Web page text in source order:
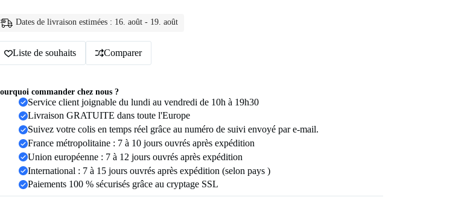
Dates de livraison estimées : 16. août - 19. août
Liste de souhaits Comparer
commander chez nous ?
Service client joignable du lundi au vendredi de 10h à 19h30
Livraison GRATUITE dans toute l'Europe
Suivez votre colis en temps réel grâce au numéro de suivi envoyé par e-mail.
France métropolitaine : 7 à 10 jours ouvrés après expédition
Union européenne : 7 à 12 jours ouvrés après expédition
International : 7 à 15 jours ouvrés après expédition (selon pays )
Paiements 100 % sécurisés grâce au cryptage SSL